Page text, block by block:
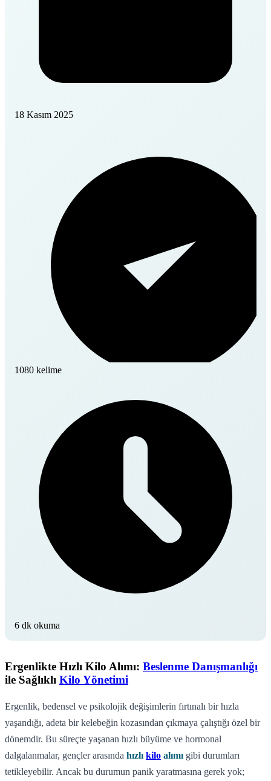
18 Kasım 2025
1080 kelime
6 dk okuma
Ergenlikte Hızlı Kilo Alımı: Beslenme Danışmanlığı
ile Sağlıklı Kilo Yönetimi
Ergenlik, bedensel ve psikolojik değişimlerin fırtınalı bir hızla
yaşandığı, adeta bir kelebeğin kozasından çıkmaya çalıştığı özel bir
dönemdir. Bu süreçte yaşanan hızlı büyüme ve hormonal
dalgalanmalar, gençler arasında hızlı kilo alımı gibi durumları
tetikleyebilir. Ancak bu durumun panik yaratmasına gerek yok;